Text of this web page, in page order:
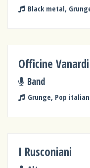
Black metal,
Officine Vanardi
Band
Grunge, Pop
I Rusconiani